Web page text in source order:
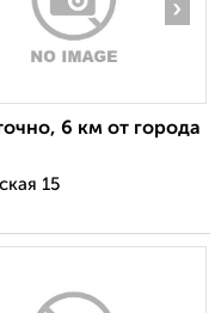
›
6 км от города
15